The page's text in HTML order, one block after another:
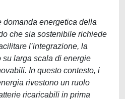
domanda energetica della
che sia sostenibile richiede
l’integrazione, la
su larga scala di energie
In questo contesto, i
rivestono un ruolo
ricaricabili in prima